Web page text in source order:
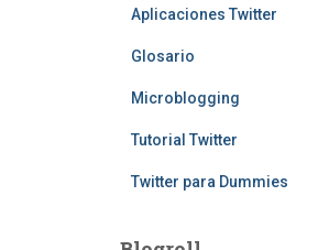
Aplicaciones Twitter
Glosario
Microblogging
Tutorial Twitter
Twitter para Dummies